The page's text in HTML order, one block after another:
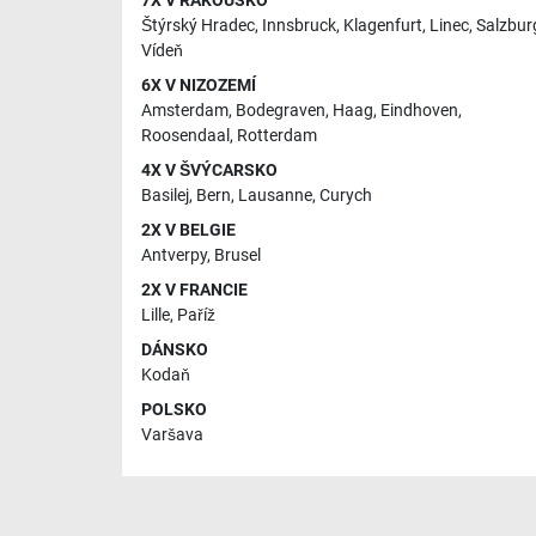
Štýrský Hradec, Innsbruck, Klagenfurt, Linec,
Vídeň
6X V NIZOZEMÍ
Amsterdam, Bodegraven, Haag, Eindhoven,
Roosendaal, Rotterdam
4X V ŠVÝCARSKO
Basilej, Bern, Lausanne, Curych
2X V BELGIE
Antverpy, Brusel
2X V FRANCIE
Lille, Paříž
DÁNSKO
Kodaň
POLSKO
Varšava